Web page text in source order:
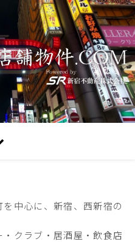
クラブ・居酒屋・飲食店